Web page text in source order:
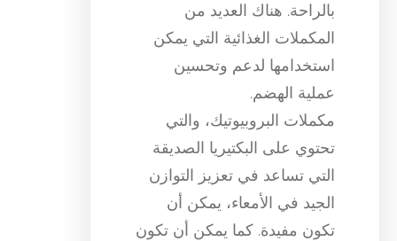
بالراحة. هناك العديد من
المكملات الغذائية التي يمكن
استخدامها لدعم وتحسين
عملية الهضم.
مكملات البروبيوتيك، والتي
تحتوي على البكتيريا الصديقة
التي تساعد في تعزيز التوازن
الجيد في الأمعاء، يمكن أن
تكون مفيدة. كما يمكن أن تكون